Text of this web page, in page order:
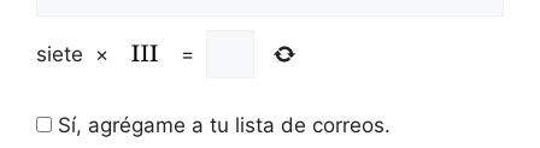
siete × =
Sí, agrégame a tu lista de correos.